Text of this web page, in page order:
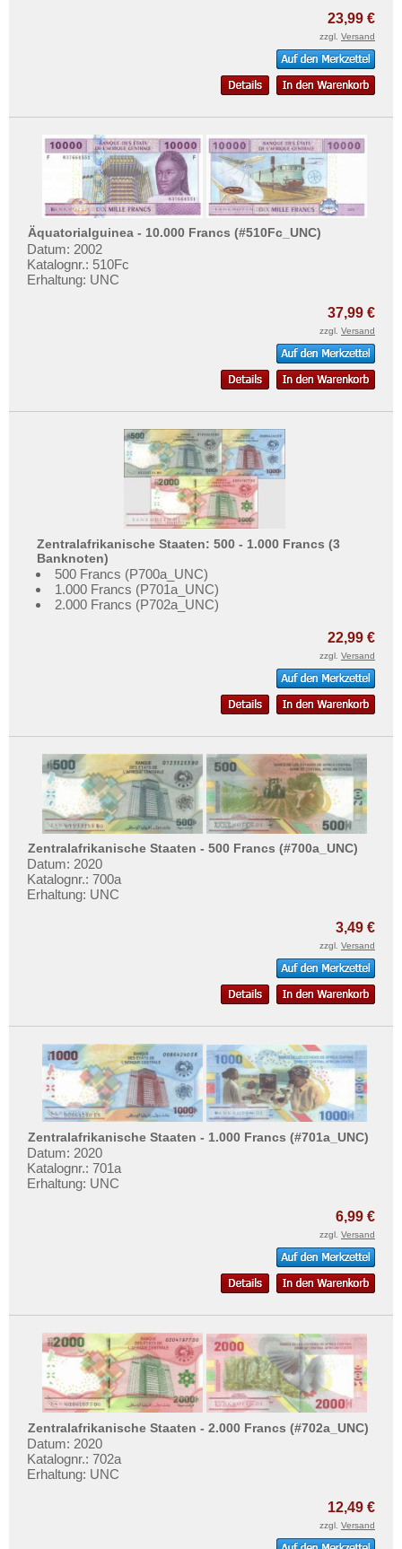
23,99 €
zzgl. Versand
Äquatorialguinea - 10.000 Francs (#510Fc_UNC)
Datum: 2002
Katalognr.: 510Fc
Erhaltung: UNC
37,99 €
zzgl. Versand
Zentralafrikanische Staaten: 500 - 1.000 Francs (3
Banknoten)
500 Francs (P700a_UNC)
1.000 Francs (P701a_UNC)
2.000 Francs (P702a_UNC)
22,99 €
zzgl. Versand
Zentralafrikanische Staaten - 500 Francs (#700a_UNC)
Datum: 2020
Katalognr.: 700a
Erhaltung: UNC
3,49 €
zzgl. Versand
Zentralafrikanische Staaten - 1.000 Francs (#701a_UNC)
Datum: 2020
Katalognr.: 701a
Erhaltung: UNC
6,99 €
zzgl. Versand
Zentralafrikanische Staaten - 2.000 Francs (#702a_UNC)
Datum: 2020
Katalognr.: 702a
Erhaltung: UNC
12,49 €
zzgl. Versand